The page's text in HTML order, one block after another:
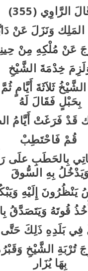
الرَّاوِي (355)
وَنَزَلَ عَنْ
عَنْ مُلْكِهِ مِنْ
خِدْمَةَ الشَّيْخِ
ثَلاَثَةَ أَيَّامٍ
بِحَبْلٍ فَقَالَ لَهُ
قَدْ فَرَغَتْ أَيَّامُ
قُمْ فَاحْتَطِبْ
بِالحَطَبِ علَى
وَيَدْخُلُ بِهِ السُّوقَ
يَنْظُرُونَ إِلَيْهِ
قُوتَهُ وَيَتَصَدَّقُ
فِي بَلَدِهِ ذَلِكَ
تُرْبَةِ الشَّيْخِ
بِهَا يُزَار